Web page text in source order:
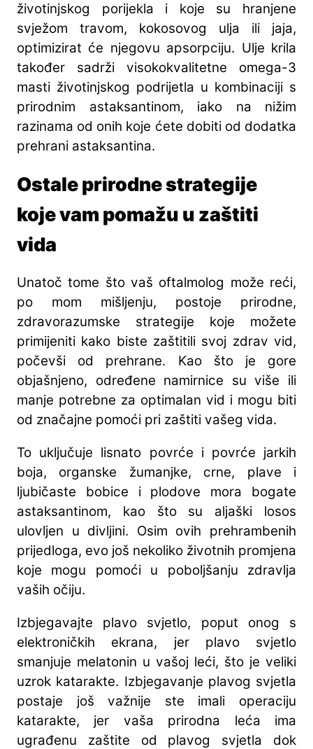
životinjskog porijekla i koje su hranjene
svježom travom, kokosovog ulja ili jaja,
optimizirat će njegovu apsorpciju. Ulje krila
također sadrži visokokvalitetne omega-3
masti životinjskog podrijetla u kombinaciji s
prirodnim astaksantinom, iako na nižim
razinama od onih koje ćete dobiti od dodatka
prehrani astaksantina.
Ostale prirodne strategije
koje vam pomažu u zaštiti
vida
Unatoč tome što vaš oftalmolog može reći,
po mom mišljenju, postoje prirodne,
zdravorazumske strategije koje možete
primijeniti kako biste zaštitili svoj zdrav vid,
počevši od prehrane. Kao što je gore
objašnjeno, određene namirnice su više ili
manje potrebne za optimalan vid i mogu biti
od značajne pomoći pri zaštiti vašeg vida.
To uključuje lisnato povrće i povrće jarkih
boja, organske žumanjke, crne, plave i
ljubičaste bobice i plodove mora bogate
astaksantinom, kao što su aljaški losos
ulovljen u divljini. Osim ovih prehrambenih
prijedloga, evo još nekoliko životnih promjena
koje mogu pomoći u poboljšanju zdravlja
vaših očiju.
Izbjegavajte plavo svjetlo, poput onog s
elektroničkih ekrana, jer plavo svjetlo
smanjuje melatonin u vašoj leći, što je veliki
uzrok katarakte. Izbjegavanje plavog svjetla
postaje još važnije ste imali operaciju
katarakte, jer vaša prirodna leća ima
ugrađenu zaštite od plavog svjetla dok